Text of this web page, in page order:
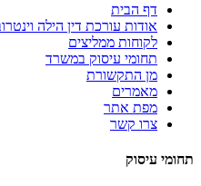
דף הבית
אודות עורכת דין הילה
לקוחות ממליצים
תחומי עיסוק במשרד
מן התקשורת
מאמרים
מפת אתר
צרו קשר
תחומי עיסוק